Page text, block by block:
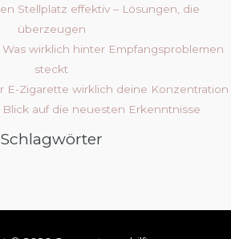
Stellplatz effektiv – Lösungen, die
überzeugen
wirklich hinter Empfangsproblemen
steckt
E-Zigarette wirklich deine Konzentration
auf die neuesten Erkenntnisse
Schlagwörter